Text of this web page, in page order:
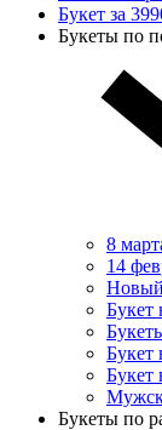
Букет за
Букеты по
8
14
Букет
Букет
Букет
Букеты по